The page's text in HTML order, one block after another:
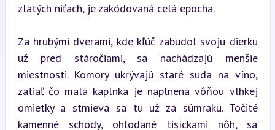
zlatých niťach, je zakódovaná celá epocha.
Za hrubými dverami, kde kľúč zabudol svoju dierku
už pred stáročiami, sa nachádzajú menšie
miestnosti. Komory ukrývajú staré suda na víno,
zatiaľ čo malá kaplnka je naplnená vôňou vlhkej
omietky a stmieva sa tu už za súmraku. Točité
kamenné schody, ohlodané tisíckami nôh, sa